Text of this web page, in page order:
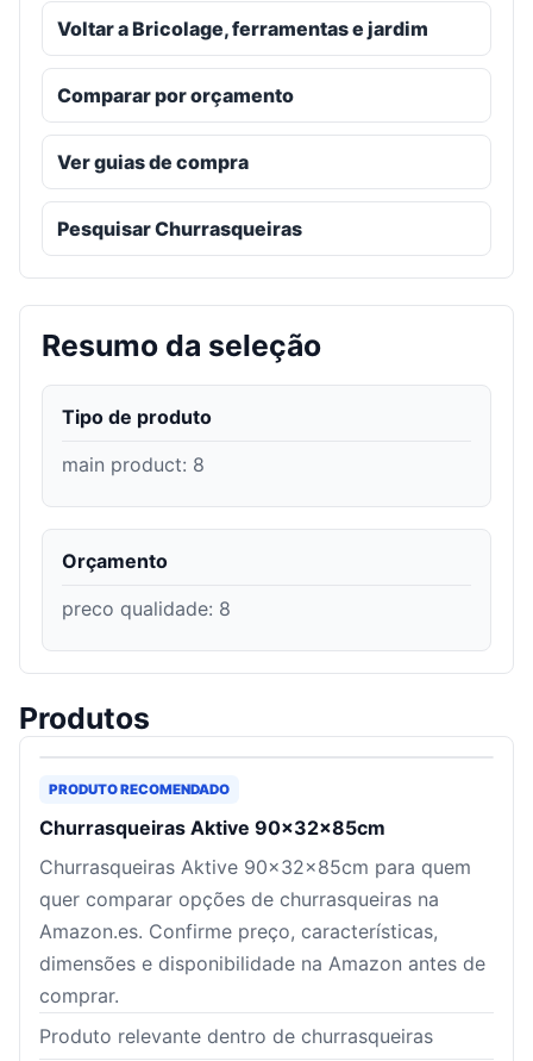
Voltar a Bricolage, ferramentas e jardim
Comparar por orçamento
Ver guias de compra
Pesquisar Churrasqueiras
Resumo da seleção
Tipo de produto
main product: 8
Orçamento
preco qualidade: 8
Produtos
PRODUTO RECOMENDADO
Churrasqueiras Aktive 90x32x85cm
Churrasqueiras Aktive 90x32x85cm para quem
quer comparar opções de churrasqueiras na
Amazon.es. Confirme preço, características,
dimensões e disponibilidade na Amazon antes de
comprar.
Produto relevante dentro de churrasqueiras